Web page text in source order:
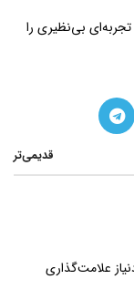
بی‌نظیری را
قدیمی‌تر
علامت‌گذاری